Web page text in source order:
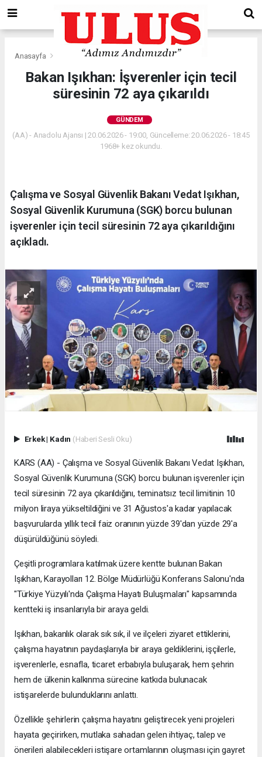
Anasayfa Gündem
Bakan Işıkhan: İşverenler için tecil
süresinin 72 aya çıkarıldı
GÜNDEM
(AA) - Anadolu Ajansı | 20.06.2026 - 19:00, Güncelleme: 20.06.2026 - 18:45
1968+ kez okundu.
Çalışma ve Sosyal Güvenlik Bakanı Vedat Işıkhan,
Sosyal Güvenlik Kurumuna (SGK) borcu bulunan
işverenler için tecil süresinin 72 aya çıkarıldığını
açıkladı.
Erkek| Kadın (Haberi Sesli Oku)
KARS (AA) - Çalışma ve Sosyal Güvenlik Bakanı Vedat Işıkhan,
Sosyal Güvenlik Kurumuna (SGK) borcu bulunan işverenler için
tecil süresinin 72 aya çıkarıldığını, teminatsız tecil limitinin 10
milyon liraya yükseltildiğini ve 31 Ağustos'a kadar yapılacak
başvurularda yıllık tecil faiz oranının yüzde 39'dan yüzde 29'a
düşürüldüğünü söyledi.
Çeşitli programlara katılmak üzere kentte bulunan Bakan
Işıkhan, Karayolları 12. Bölge Müdürlüğü Konferans Salonu'nda
"Türkiye Yüzyılı'nda Çalışma Hayatı Buluşmaları" kapsamında
kentteki iş insanlarıyla bir araya geldi.
Işıkhan, bakanlık olarak sık sık, il ve ilçeleri ziyaret ettiklerini,
çalışma hayatının paydaşlarıyla bir araya geldiklerini, işçilerle,
işverenlerle, esnafla, ticaret erbabıyla buluşarak, hem şehrin
hem de ülkenin kalkınma sürecine katkıda bulunacak
istişarelerde bulunduklarını anlattı.
Özellikle şehirlerin çalışma hayatını geliştirecek yeni projeleri
hayata geçirirken, mutlaka sahadan gelen ihtiyaç, talep ve
önerileri alabilecekleri istişare ortamlarının oluşması için gayret